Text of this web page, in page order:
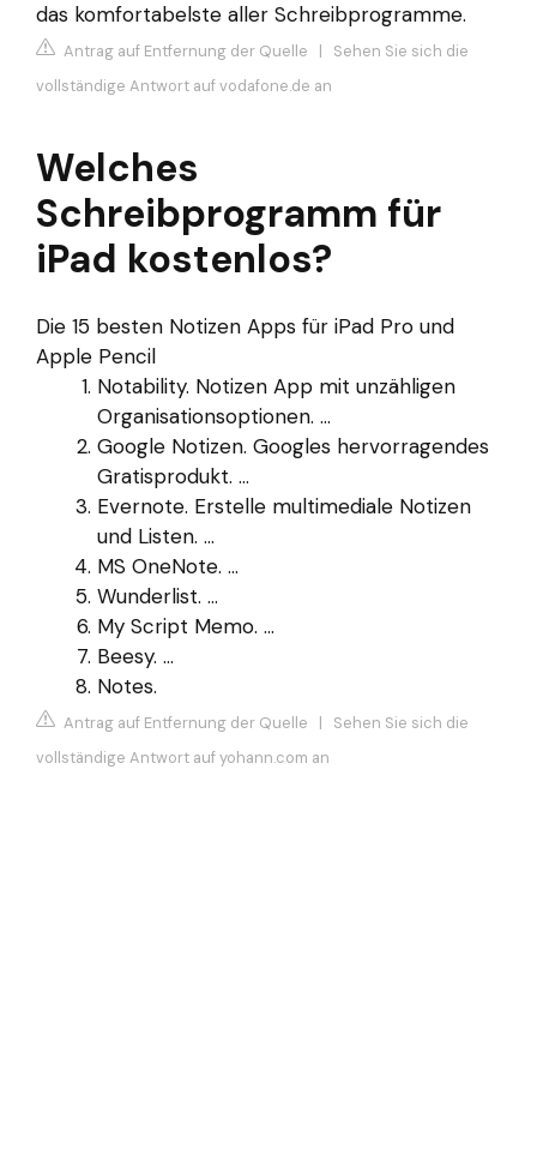
das komfortabelste aller Schreibprogramme.
Antrag auf Entfernung der Quelle | Sehen Sie sich die
vollständige Antwort auf vodafone.de an
Welches
Schreibprogramm für
iPad kostenlos?
Die 15 besten Notizen Apps für iPad Pro und
Apple Pencil
Notability. Notizen App mit unzähligen
Organisationsoptionen. ...
Google Notizen. Googles hervorragendes
Gratisprodukt. ...
Evernote. Erstelle multimediale Notizen
und Listen. ...
MS OneNote. ...
Wunderlist. ...
My Script Memo. ...
Beesy. ...
Notes.
Antrag auf Entfernung der Quelle | Sehen Sie sich die
vollständige Antwort auf yohann.com an